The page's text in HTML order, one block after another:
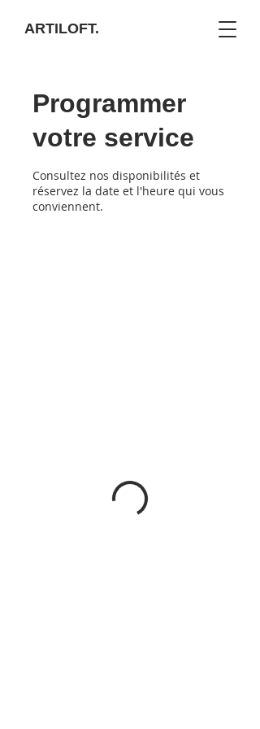
ARTILOFT.
Programmer
votre service
Consultez nos disponibilités et
réservez la date et l'heure qui vous
conviennent.